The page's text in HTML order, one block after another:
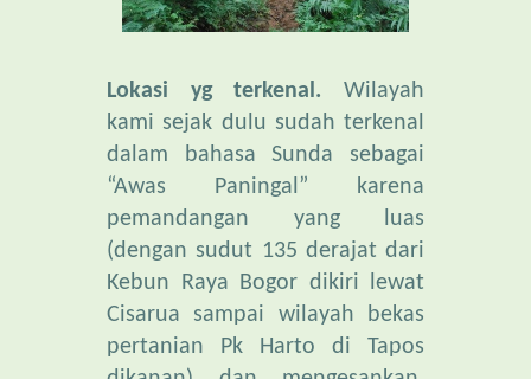
dalam bahasa Sunda sebagai
“Awas Paningal” karena
pemandangan yang luas
(dengan sudut 135 derajat dari
Kebun Raya Bogor dikiri lewat
Cisarua sampai wilayah bekas
pertanian Pk Harto di Tapos
dikanan) dan mengesankan.
Juga terkenal karena burung